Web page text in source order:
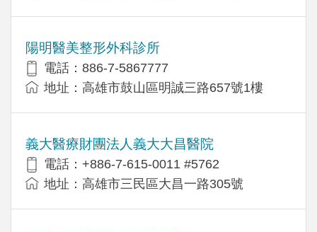
陽明醫美整形外科診所
電話：886-7-5867777
地址：高雄市鼓山區明誠三路657號1樓
義大醫療財團法人義大大昌醫院
電話：+886-7-615-0011 #5762
地址：高雄市三民區大昌一路305號